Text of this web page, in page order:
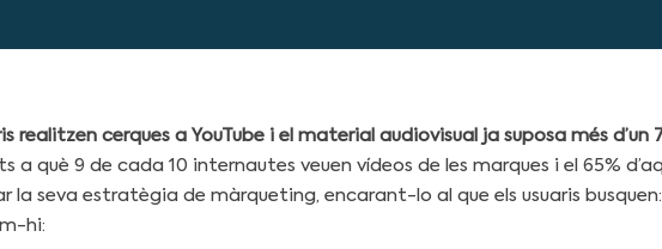
realitzen cerques a YouTube i el material audiovisual ja suposa més
a què 9 de cada 10 internautes veuen vídeos de les marques i el 65%
la seva estratègia de màrqueting, encarant-lo al que els usuaris busquen:
hi: